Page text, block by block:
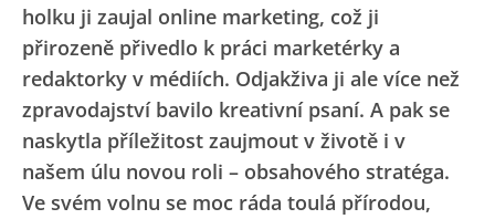
holku ji zaujal online marketing, což ji
přirozeně přivedlo k práci marketérky a
redaktorky v médiích. Odjakživa ji ale více než
zpravodajství bavilo kreativní psaní. A pak se
naskytla příležitost zaujmout v životě i v
našem úlu novou roli – obsahového stratéga.
Ve svém volnu se moc ráda toulá přírodou,